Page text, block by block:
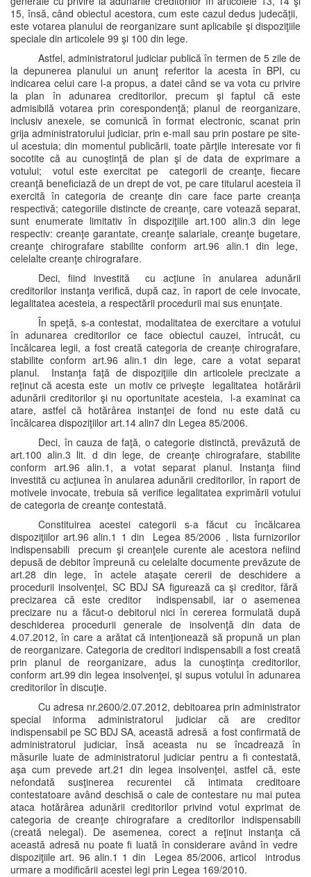
15, însă, când obiectul acestora, cum este cazul dedus judecăţii,
este votarea planului de reorganizare sunt aplicabile şi dispoziţiile
speciale din articolele 99 şi 100 din lege.
Astfel, administratorul judiciar publică în termen de 5 zile de
la depunerea planului un anunţ referitor la acesta în BPI, cu
indicarea celui care l-a propus, a datei când se va vota cu privire
la plan în adunarea creditorilor, precum şi faptul că este
admisibilă votarea prin corespondenţă; planul de reorganizare,
inclusiv anexele, se comunică în format electronic, scanat prin
grija administratorului judiciar, prin e-mail sau prin postare pe site-
ul acestuia; din momentul publicării, toate părţile interesate vor fi
socotite că au cunoştinţă de plan şi de data de exprimare a
votului; votul este exercitat pe categorii de creanţe, fiecare
creanţă beneficiază de un drept de vot, pe care titularul acesteia îl
exercită în categoria de creanţe din care face parte creanţa
respectivă; categoriile distincte de creanţe, care votează separat,
sunt enumerate limitativ în dispoziţiile art.100 alin.3 din lege
respectiv: creanţe garantate, creanţe salariale, creanţe bugetare,
creanţe chirografare stabilite conform art.96 alin.1 din lege,
celelalte creanţe chirografare.
Deci, fiind investită cu acţiune în anularea adunării
creditorilor instanţa verifică, după caz, în raport de cele invocate,
legalitatea acesteia, a respectării procedurii mai sus enunţate.
În speţă, s-a contestat, modalitatea de exercitare a votului
în adunarea creditorilor ce face obiectul cauzei, întrucât, cu
încălcarea legii, a fost creată categoria de creanţe chirografare,
stabilite conform art.96 alin.1 din lege, care a votat separat
planul. Instanţa faţă de dispoziţiile din articolele precizate a
reţinut că acesta este un motiv ce priveşte legalitatea hotărârii
adunării creditorilor şi nu oportunitate acesteia, l-a examinat ca
atare, astfel că hotărârea instanţei de fond nu este dată cu
încălcarea dispoziţiilor art.14 alin7 din Legea 85/2006.
Deci, în cauza de faţă, o categorie distinctă, prevăzută de
art.100 alin.3 lit. d din lege, de creanţe chirografare, stabilite
conform art.96 alin.1, a votat separat planul. Instanţa fiind
investită cu acţiunea în anularea adunării creditorilor, în raport de
motivele invocate, trebuia să verifice legalitatea exprimării votului
de categoria de creanţe contestată.
Constituirea acestei categorii s-a făcut cu încălcarea
dispoziţiilor art.96 alin.1 1 din Legea 85/2006 , lista furnizorilor
indispensabili precum şi creanţele curente ale acestora nefiind
depusă de debitor împreună cu celelalte documente prevăzute de
art.28 din lege, în actele ataşate cererii de deschidere a
procedurii insolvenţei, SC BDJ SA figurează ca şi creditor, fără
precizarea că este creditor indispensabil, iar o asemenea
precizare nu a făcut-o debitorul nici în cererea formulată după
deschiderea procedurii generale de insolvenţă din data de
4.07.2012, în care a arătat că intenţionează să propună un plan
de reorganizare. Categoria de creditori indispensabili a fost creată
prin planul de reorganizare, adus la cunoştinţa creditorilor,
conform art.99 din legea insolvenţei, şi supus votului în adunarea
creditorilor în discuţie.
Cu adresa nr.2600/2.07.2012, debitoarea prin administrator
special informa administratorul judiciar că are creditor
indispensabil pe SC BDJ SA, această adresă a fost confirmată de
administratorul judiciar, însă aceasta nu se încadrează în
măsurile luate de administratorul judiciar pentru a fi contestată,
aşa cum prevede art.21 din legea insolvenţei, astfel că, este
nefondată susţinerea recurentei că intimata creditoare
contestatoare având deschisă o cale de contestare nu mai putea
ataca hotărârea adunării creditorilor privind votul exprimat de
categoria de creanţe chirografare a creditorilor indispensabili
(creată nelegal). De asemenea, corect a reţinut instanţa că
această adresă nu poate fi luată în considerare având în vedre
dispoziţiile art. 96 alin.1 1 din Legea 85/2006, articol introdus
urmare a modificării acestei legi prin Legea 169/2010.